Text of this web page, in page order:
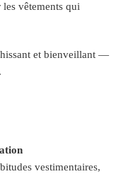
vêtements qui
et bienveillant —
.
vestimentaires,